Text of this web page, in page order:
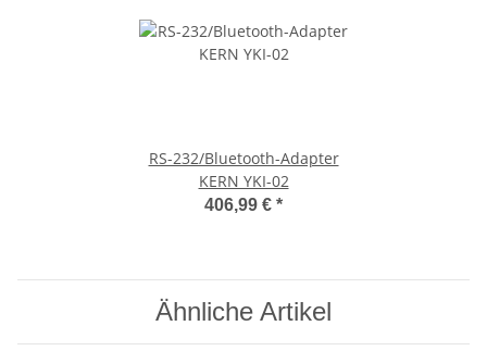
RS-232/Bluetooth-Adapter
KERN YKI-02
406,99 € *
Ähnliche Artikel